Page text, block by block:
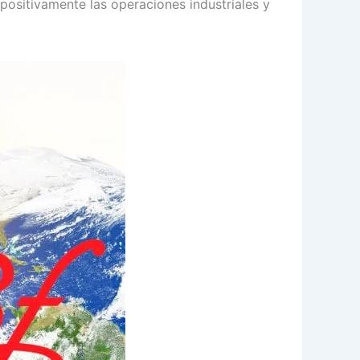
las operaciones industriales y